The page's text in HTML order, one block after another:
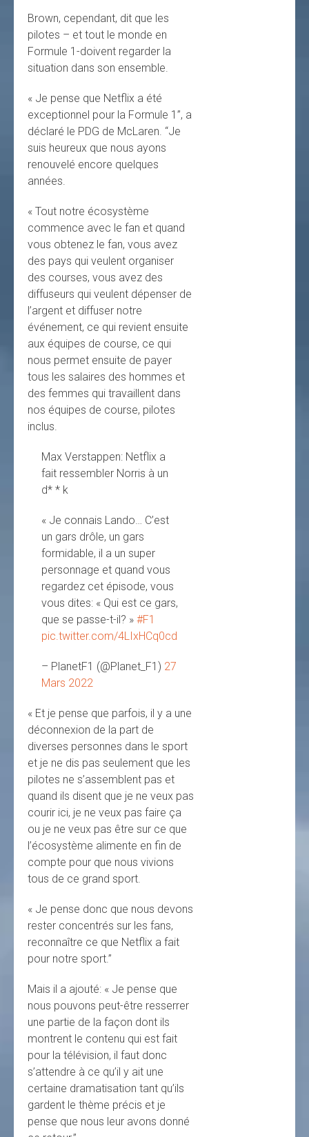
Brown, cependant, dit que les
pilotes – et tout le monde en
Formule 1-doivent regarder la
situation dans son ensemble.
« Je pense que Netflix a été
exceptionnel pour la Formule 1”, a
déclaré le PDG de McLaren. “Je
suis heureux que nous ayons
renouvelé encore quelques
années.
« Tout notre écosystème
commence avec le fan et quand
vous obtenez le fan, vous avez
des pays qui veulent organiser
des courses, vous avez des
diffuseurs qui veulent dépenser de
l’argent et diffuser notre
événement, ce qui revient ensuite
aux équipes de course, ce qui
nous permet ensuite de payer
tous les salaires des hommes et
des femmes qui travaillent dans
nos équipes de course, pilotes
inclus.
Max Verstappen: Netflix a
fait ressembler Norris à un
d* * k
« Je connais Lando… C’est
un gars drôle, un gars
formidable, il a un super
personnage et quand vous
regardez cet épisode, vous
vous dites: « Qui est ce gars,
que se passe-t-il? » #F1
pic.twitter.com/4LIxHCq0cd
– PlanetF1 (@Planet_F1) 27
Mars 2022
« Et je pense que parfois, il y a une
déconnexion de la part de
diverses personnes dans le sport
et je ne dis pas seulement que les
pilotes ne s’assemblent pas et
quand ils disent que je ne veux pas
courir ici, je ne veux pas faire ça
ou je ne veux pas être sur ce que
l’écosystème alimente en fin de
compte pour que nous vivions
tous de ce grand sport.
« Je pense donc que nous devons
rester concentrés sur les fans,
reconnaître ce que Netflix a fait
pour notre sport.”
Mais il a ajouté: « Je pense que
nous pouvons peut-être resserrer
une partie de la façon dont ils
montrent le contenu qui est fait
pour la télévision, il faut donc
s’attendre à ce qu’il y ait une
certaine dramatisation tant qu’ils
gardent le thème précis et je
pense que nous leur avons donné